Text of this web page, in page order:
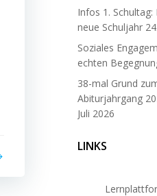
Infos 1.
neue Schuljahr
Soziales
echten
38-mal Grund
Abiturjahrgang
Juli 2026
LINKS